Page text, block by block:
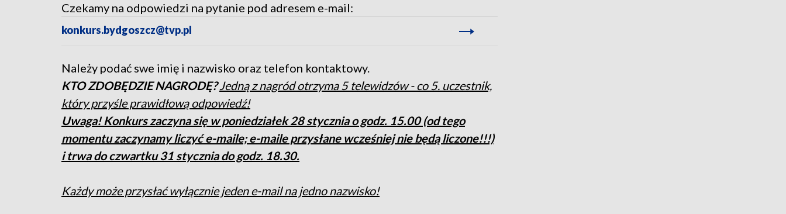
Czekamy na odpowiedzi na pytanie pod adresem e-mail:
konkurs.bydgoszcz@tvp.pl
Należy podać swe imię i nazwisko oraz telefon kontaktowy.
KTO ZDOBĘDZIE NAGRODĘ? Jedną z nagród otrzyma 5 telewidzów - co 5. uczestnik,
który przyśle prawidłową odpowiedź!
Uwaga! Konkurs zaczyna się w poniedziałek 28 stycznia o godz. 15.00 (od tego
momentu zaczynamy liczyć e-maile; e-maile przysłane wcześniej nie będą liczone!!!)
i trwa do czwartku 31 stycznia do godz. 18.30.
Każdy może przysłać wyłącznie jeden e-mail na jedno nazwisko!